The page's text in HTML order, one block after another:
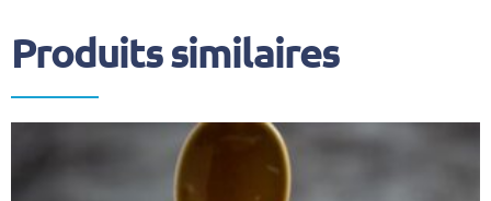
Produits similaires